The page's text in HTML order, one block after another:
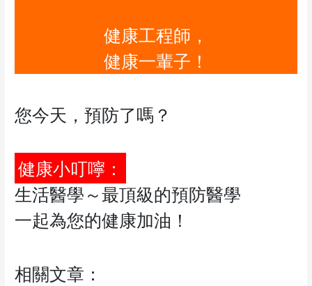
健康工程師，
健康一輩子！
您今天，預防了嗎？
健康小叮嚀：
生活醫學～最頂級的預防醫學
一起為您的健康加油！
相關文章：